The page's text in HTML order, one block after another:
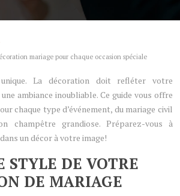
mariage pour chaque occasion spéciale
La décoration doit refléter votre
ambiance inoubliable. Ce guide vous offre
chaque type d’événement, du mariage civil
champêtre grandiose. Préparez-vous à
un décor à votre image!
STYLE DE VOTRE
DE MARIAGE